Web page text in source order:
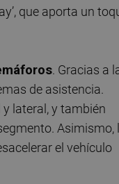
que aporta un
. Gracias a
de asistencia.
lateral, y también
Asimismo,
el vehículo